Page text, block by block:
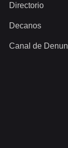
Directorio
Decanos
Canal de